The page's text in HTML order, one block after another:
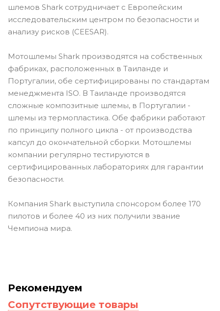
шлемов Shark сотрудничает с Европейским
исследовательским центром по безопасности и
анализу рисков (CEESAR).
Мотошлемы Shark производятся на собственных
фабриках, расположенных в Таиланде и
Португалии, обе сертифицированы по стандартам
менеджмента ISO. В Таиланде производятся
сложные композитные шлемы, в Португалии -
шлемы из термопластика. Обе фабрики работают
по принципу полного цикла - от производства
капсул до окончательной сборки. Мотошлемы
компании регулярно тестируются в
сертифицированных лабораториях для гарантии
безопасности.
Компания Shark выступила спонсором более 170
пилотов и более 40 из них получили звание
Чемпиона мира.
Рекомендуем
Сопутствующие товары